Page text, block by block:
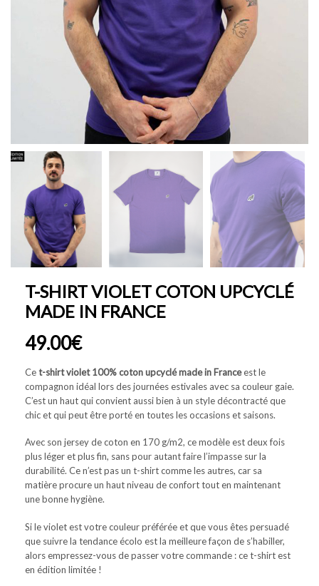
T-SHIRT VIOLET COTON UPCYCLÉ
MADE IN FRANCE
49.00€
Cet-shirt violet 100% coton upcyclé made in Franceest le
compagnon idéal lors des journées estivales avec sa couleur gaie.
C’est un haut qui convient aussi bien à un style décontracté que
chic et qui peut être porté en toutes les occasions et saisons.
Avec son jersey de coton en 170 g/m2, ce modèle est deux fois
plus léger et plus fin, sans pour autant faire l’impasse sur la
durabilité. Ce n’est pas un t-shirt comme les autres, car sa
matière procure un haut niveau de confort tout en maintenant
une bonne hygiène.
Si le violet est votre couleur préférée et que vous êtes persuadé
que suivre la tendance écolo est la meilleure façon de s’habiller,
alors empressez-vous de passer votre commande : ce t-shirt est
en édition limitée !